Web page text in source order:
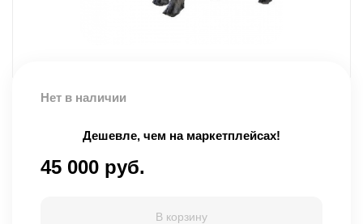
Нет в наличии
Дешевле, чем на маркетплейсах!
45 000 руб.
В корзину